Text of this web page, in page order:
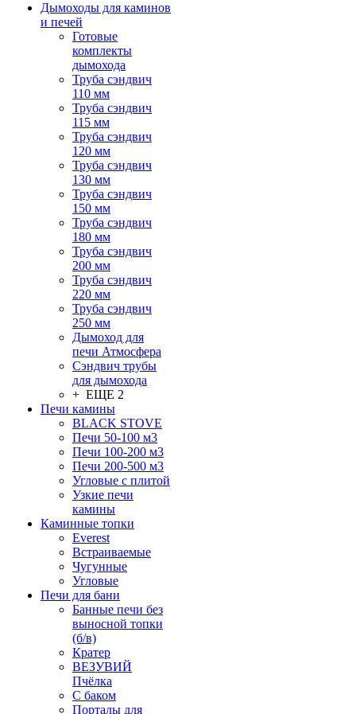
Дымоходы для каминов
и печей
Готовые
комплекты
дымохода
Труба сэндвич
110 мм
Труба сэндвич
115 мм
Труба сэндвич
120 мм
Труба сэндвич
130 мм
Труба сэндвич
150 мм
Труба сэндвич
180 мм
Труба сэндвич
200 мм
Труба сэндвич
220 мм
Труба сэндвич
250 мм
Дымоход для
печи Атмосфера
Сэндвич трубы
для дымохода
+ ЕЩЕ 2
Печи камины
BLACK STOVE
Печи 50-100 м3
Печи 100-200 м3
Печи 200-500 м3
Угловые с плитой
Узкие печи
камины
Каминные топки
Everest
Встраиваемые
Чугунные
Угловые
Печи для бани
Банные печи без
выносной топки
(б/в)
Кратер
ВЕЗУВИЙ
Пчёлка
С баком
Порталы для